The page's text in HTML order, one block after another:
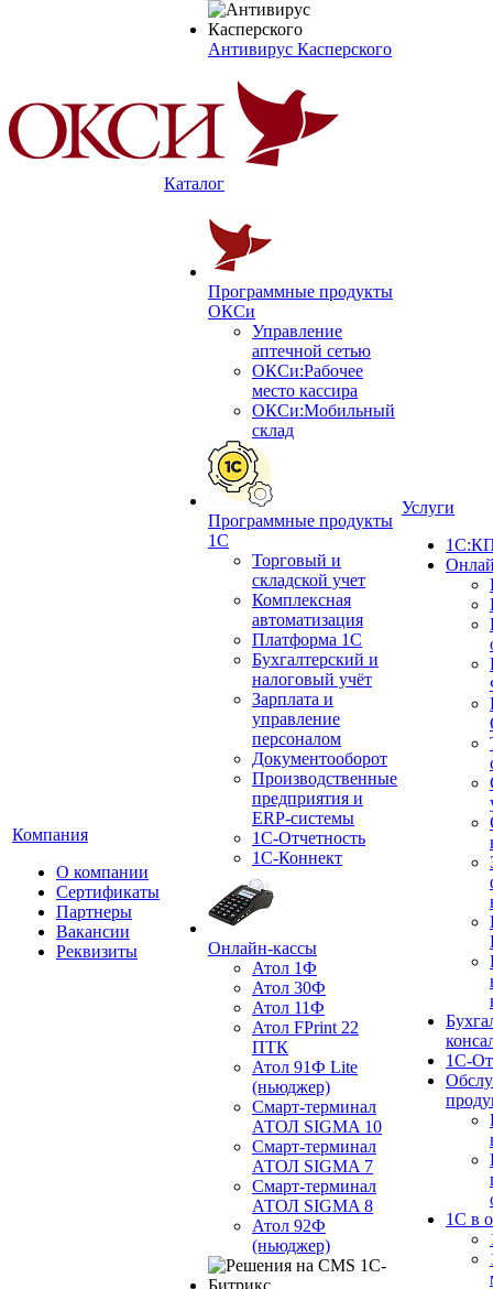
Антивирус Касперского
Компания
О компании
Сертификаты
Партнеры
Вакансии
Реквизиты
Каталог
Программные продукты
ОКСи
Управление
аптечной сетью
ОКСи:Рабочее
место кассира
ОКСи:Мобильный
склад
Программные продукты
1С
Торговый и
складской учет
Комплексная
автоматизация
Платформа 1С
Бухгалтерский и
налоговый учёт
Зарплата и
управление
персоналом
Документооборот
Производственные
предприятия и
ERP-системы
1С-Отчетность
1С-Коннект
Онлайн-кассы
Атол 1Ф
Атол 30Ф
Атол 11Ф
Атол FPrint 22
ПТК
Атол 91Ф Lite
(ньюджер)
Смарт-терминал
АТОЛ SIGMA 10
Смарт-терминал
АТОЛ SIGMA 7
Смарт-терминал
АТОЛ SIGMA 8
Атол 92Ф
(ньюджер)
Услуги
1С-
1С в